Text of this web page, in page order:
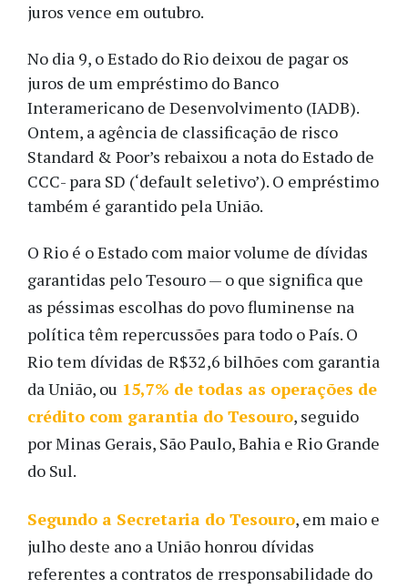
juros vence em outubro.
No dia 9, o Estado do Rio deixou de pagar os
juros de um empréstimo do Banco
Interamericano de Desenvolvimento (IADB).
Ontem, a agência de classificação de risco
Standard & Poor’s rebaixou a nota do Estado de
CCC- para SD (‘default seletivo’). O empréstimo
também é garantido pela União.
O Rio é o Estado com maior volume de dívidas
garantidas pelo Tesouro — o que significa que
as péssimas escolhas do povo fluminense na
política têm repercussões para todo o País. O
Rio tem dívidas de R$32,6 bilhões com garantia
da União, ou 15,7% de todas as operações de
crédito com garantia do Tesouro, seguido
por Minas Gerais, São Paulo, Bahia e Rio Grande
do Sul.
Segundo a Secretaria do Tesouro, em maio e
julho deste ano a União honrou dívidas
referentes a contratos de rresponsabilidade do